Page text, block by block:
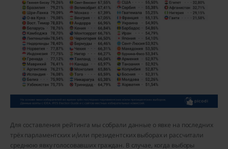
Для составления рейтинга мы собрали данные о явке на последних
трёх парламентских и/или президентских выборах и рассчитали
среднюю явку голосовавших граждан. В случае, когда выборы